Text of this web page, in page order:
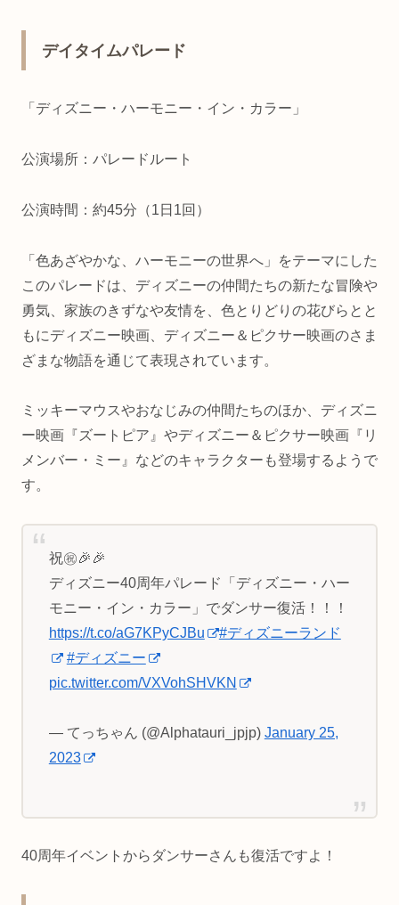
デイタイムパレード
「ディズニー・ハーモニー・イン・カラー」
公演場所：パレードルート
公演時間：約45分（1日1回）
「色あざやかな、ハーモニーの世界へ」をテーマにした
このパレードは、ディズニーの仲間たちの新たな冒険や
勇気、家族のきずなや友情を、色とりどりの花びらとと
もにディズニー映画、ディズニー＆ピクサー映画のさま
ざまな物語を通じて表現されています。
ミッキーマウスやおなじみの仲間たちのほか、ディズニ
ー映画『ズートピア』やディズニー＆ピクサー映画『リ
メンバー・ミー』などのキャラクターも登場するようで
す。
祝㊗️🎉🎉
ディズニー40周年パレード「ディズニー・ハー
モニー・イン・カラー」でダンサー復活！！！
https://t.co/aG7KPyCJBu
#ディズニーランド
#ディズニー
pic.twitter.com/VXVohSHVKN
— てっちゃん (@Alphatauri_jpjp) January 25,
2023
40周年イベントからダンサーさんも復活ですよ！